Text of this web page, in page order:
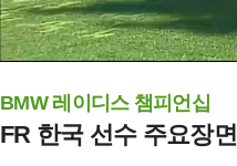
BMW 레이디스 챔피언십
FR 한국 선수 주요장면